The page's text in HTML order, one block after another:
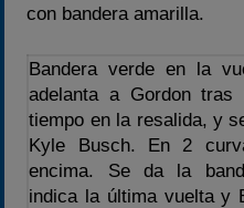
con bandera amarilla.
Bandera verde en la
adelanta a Gordon tras
tiempo en la resalida, y
Kyle Busch. En 2
encima. Se da la
indica la última vuelta y